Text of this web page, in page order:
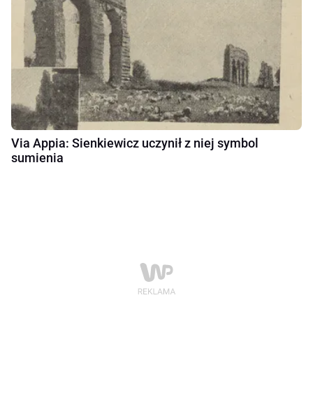
Via Appia: Sienkiewicz uczynił z niej symbol
sumienia